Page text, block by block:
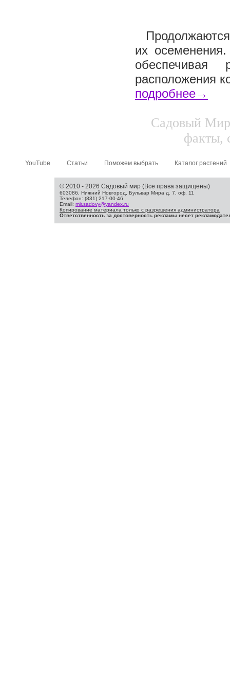
их
обеспечивая
расположения
подробнее→
Садовый
факты,
YouTube Статьи Поможем выбрать Каталог растений
© 2010 - 2026 Садовый мир (Все права защищены)
603086, Нижний Новгород, Бульвар Мира д. 7, оф. 11
Телефон: (831) 217-00-46
Email: mir.sadovy@yandex.ru
Копирование материала только с разрешения администратора
Ответственность за достоверность рекламы несет